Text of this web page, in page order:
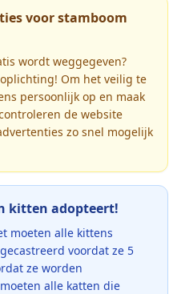
voor stamboom
wordt weggegeven?
Om het veilig te
persoonlijk op en maak
de website
zo snel mogelijk
kitten adopteert!
moeten alle kittens
voordat ze 5
ze worden
alle katten die